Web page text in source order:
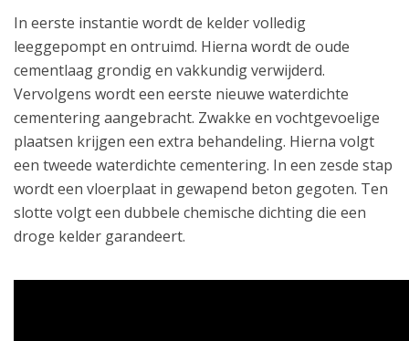
In eerste instantie wordt de kelder volledig
leeggepompt en ontruimd. Hierna wordt de oude
cementlaag grondig en vakkundig verwijderd.
Vervolgens wordt een eerste nieuwe waterdichte
cementering aangebracht. Zwakke en vochtgevoelige
plaatsen krijgen een extra behandeling. Hierna volgt
een tweede waterdichte cementering. In een zesde stap
wordt een vloerplaat in gewapend beton gegoten. Ten
slotte volgt een dubbele chemische dichting die een
droge kelder garandeert.